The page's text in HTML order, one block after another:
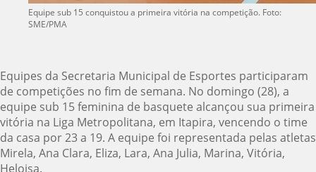
Equipe sub 15 conquistou a primeira vitória na competição. Foto:
SME/PMA
Equipes da Secretaria Municipal de Esportes participaram
de competições no fim de semana. No domingo (28), a
equipe sub 15 feminina de basquete alcançou sua primeira
vitória na Liga Metropolitana, em Itapira, vencendo o time
da casa por 23 a 19. A equipe foi representada pelas atletas
Mirela, Ana Clara, Eliza, Lara, Ana Julia, Marina, Vitória,
Heloisa.